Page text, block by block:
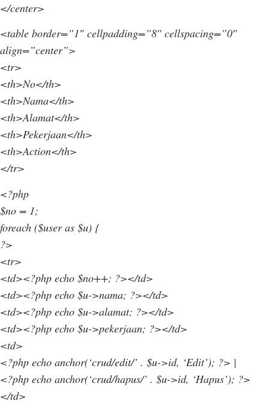
</center>
<table border=”1″ cellpadding=”8″ cellspacing=”0″
align=”center”>
<tr>
<th>No</th>
<th>Nama</th>
<th>Alamat</th>
<th>Pekerjaan</th>
<th>Action</th>
</tr>
<?php
$no = 1;
foreach ($user as $u) {
?>
<tr>
<td><?php echo $no++; ?></td>
<td><?php echo $u->nama; ?></td>
<td><?php echo $u->alamat; ?></td>
<td><?php echo $u->pekerjaan; ?></td>
<td>
<?php echo anchor(‘crud/edit/’ . $u->id, ‘Edit’); ?> |
<?php echo anchor(‘crud/hapus/’ . $u->id, ‘Hapus’); ?>
</td>